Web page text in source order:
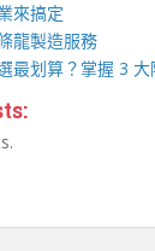
來搞定
龍製造服務
最划算？掌握 3